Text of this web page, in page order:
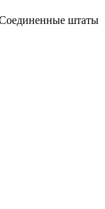
штаты